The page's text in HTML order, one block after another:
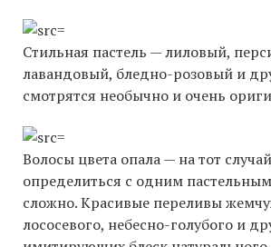
Стильная пастель — лиловый,
лавандовый, бледно-розовый и
смотрятся необычно и очень
Волосы цвета опала — на тот
определиться с одним
сложно. Красивые переливы
лососевого, небесно-голубого и